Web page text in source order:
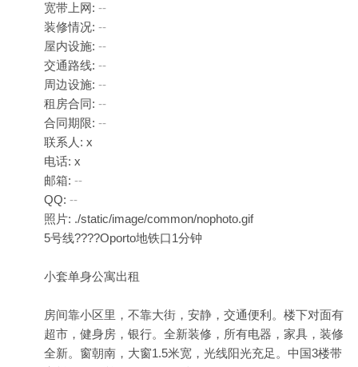
宽带上网: --
装修情况: --
屋内设施: --
交通路线: --
周边设施: --
租房合同: --
合同期限: --
联系人: x
电话: x
邮箱: --
QQ: --
照片: ./static/image/common/nophoto.gif
5号线????Oporto地铁口1分钟
小套单身公寓出租
房间靠小区里，不靠大街，安静，交通便利。楼下对面有
超市，健身房，银行。全新装修，所有电器，家具，装修
全新。窗朝南，大窗1.5米宽，光线阳光充足。中国3楼带